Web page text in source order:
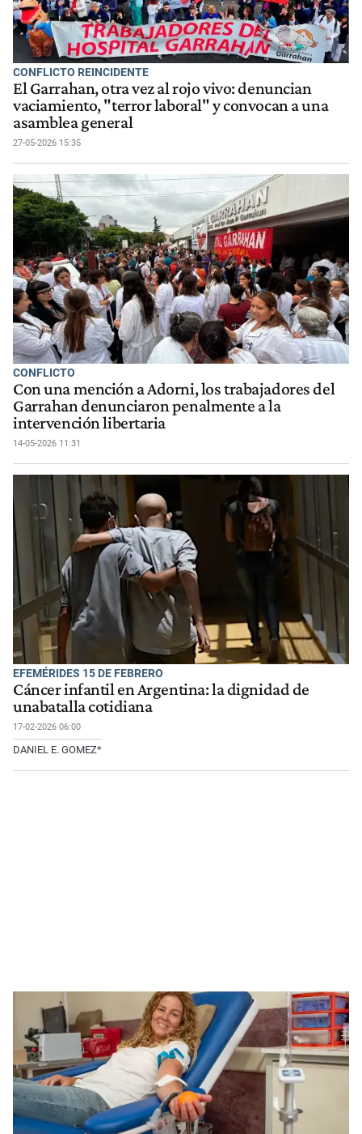
CONFLICTO REINCIDENTE
El Garrahan, otra vez al rojo vivo: denuncian
vaciamiento, "terror laboral" y convocan a una
asamblea general
27-05-2026 15:35
CONFLICTO
Con una mención a Adorni, los trabajadores del
Garrahan denunciaron penalmente a la
intervención libertaria
14-05-2026 11:31
EFEMÉRIDES 15 DE FEBRERO
Cáncer infantil en Argentina: la dignidad de
unabatalla cotidiana
17-02-2026 06:00
DANIEL E. GOMEZ*